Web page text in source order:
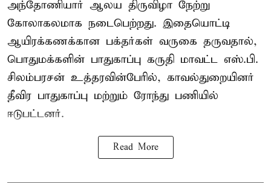
அந்தோணியார் ஆலய திருவிழா நேற்று
கோலாகலமாக நடைபெற்றது. இதையொட்டி
ஆயிரக்கணக்கான பக்தர்கள் வருகை தருவதால்,
பொதுமக்களின் பாதுகாப்பு கருதி மாவட்ட எஸ்.பி.
சிலம்பரசன் உத்தரவின்பேரில், காவல்துறையினர்
தீவிர பாதுகாப்பு மற்றும் ரோந்து பணியில்
ஈடுபட்டனர்.
Read More